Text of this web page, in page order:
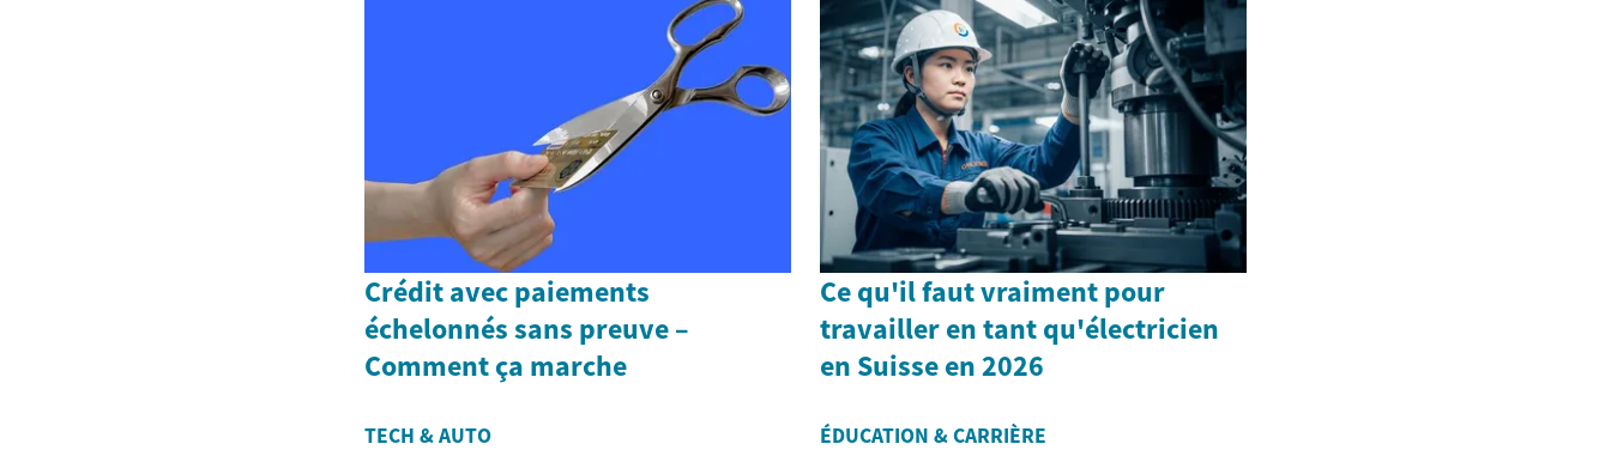
Crédit avec paiements
échelonnés sans preuve –
Comment ça marche
Ce qu'il faut vraiment pour
travailler en tant qu'électricien
en Suisse en 2026
TECH & AUTO ÉDUCATION & CARRIÈRE